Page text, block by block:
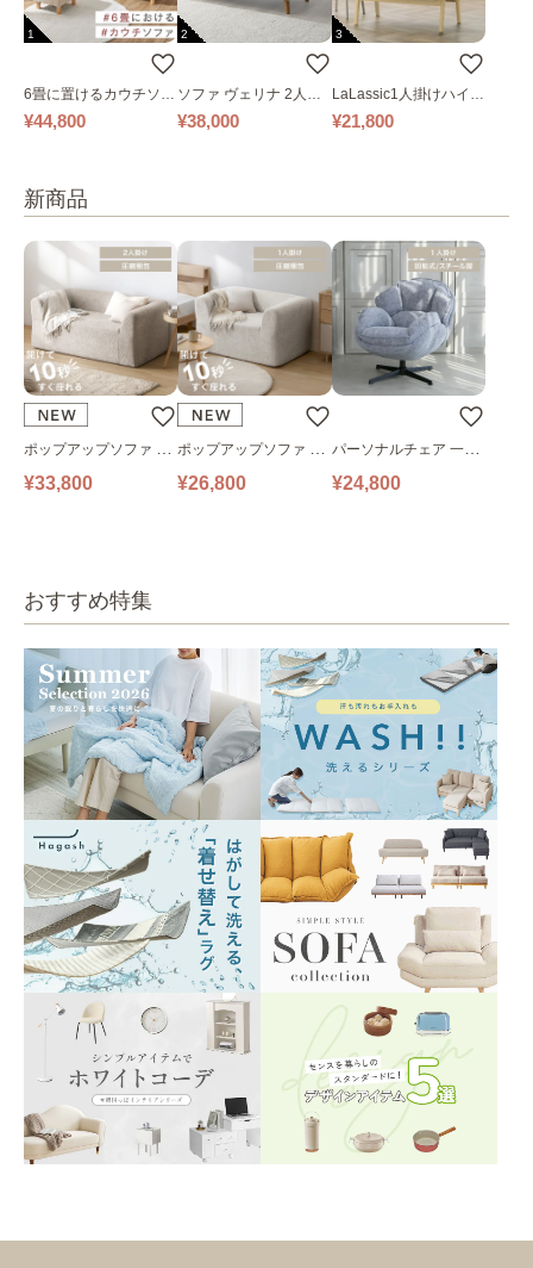
1
6畳に置けるカウチソフ
ァ｜ベージュ
¥44,800
2
ソファ ヴェリナ 2人掛
け
¥38,000
3
LaLassic1人掛けハイバ
ックソファ ワイド
¥21,800
新商品
ポップアップソファ ソ
ファ フロアソファ 幅14
¥33,800
ポップアップソファ ソ
ファ フロアソファ 幅10
¥26,800
パーソナルチェア 一人
掛けソファ O’HANA ソ
¥24,800
おすすめ特集